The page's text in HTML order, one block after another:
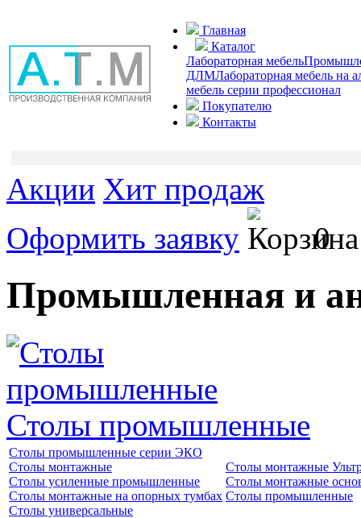
Главная
Каталог
Лабораторная мебель
ДЛМЛабораторная мебель на
мебель серии профессионал
Покупателю
Контакты
Акции Хит продаж
Оформить заявку
0
Промышленная и
Столы промышленные
Столы промышленные серии ЭКО
Столы монтажные
Столы усиленные промышленные
Столы монтажные на опорных тумбах
Столы универсальные
Столы монтажные
Столы монтажные
Столы промышленные